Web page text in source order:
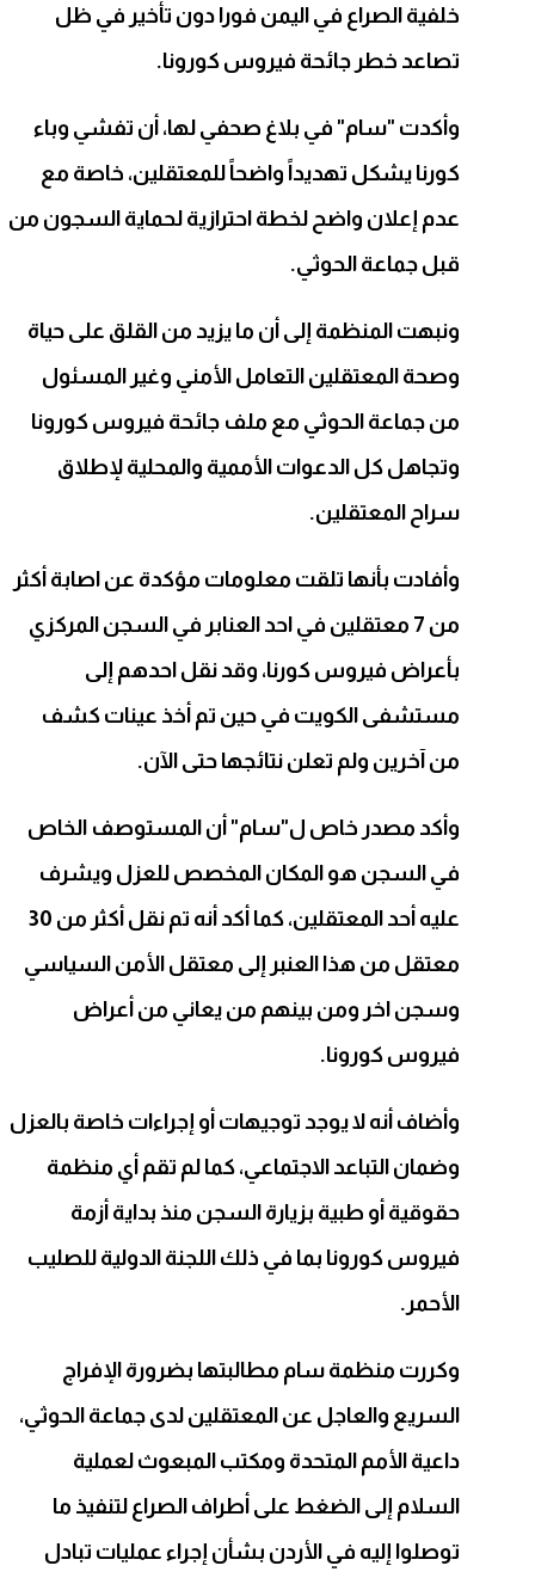
خلفية الصراع في اليمن فورا دون تأخير في ظل
تصاعد خطر جائحة فيروس كورونا.
وأكدت "سام" في بلاغ صحفي لها، أن تفشي وباء
كورنا يشكل تهديداً واضحاً للمعتقلين، خاصة مع
عدم إعلان واضح لخطة احترازية لحماية السجون من
قبل جماعة الحوثي.
ونبهت المنظمة إلى أن ما يزيد من القلق على حياة
وصحة المعتقلين التعامل الأمني وغير المسئول
من جماعة الحوثي مع ملف جائحة فيروس كورونا
وتجاهل كل الدعوات الأممية والمحلية لإطلاق
سراح المعتقلين.
وأفادت بأنها تلقت معلومات مؤكدة عن اصابة أكثر
من 7 معتقلين في احد العنابر في السجن المركزي
بأعراض فيروس كورنا، وقد نقل احدهم إلى
مستشفى الكويت في حين تم أخذ عينات كشف
من آخرين ولم تعلن نتائجها حتى الآن.
وأكد مصدر خاص ل"سام" أن المستوصف الخاص
في السجن هو المكان المخصص للعزل ويشرف
عليه أحد المعتقلين، كما أكد أنه تم نقل أكثر من 30
معتقل من هذا العنبر إلى معتقل الأمن السياسي
وسجن اخر ومن بينهم من يعاني من أعراض
فيروس كورونا.
وأضاف أنه لا يوجد توجيهات أو إجراءات خاصة بالعزل
وضمان التباعد الاجتماعي، كما لم تقم أي منظمة
حقوقية أو طبية بزيارة السجن منذ بداية أزمة
فيروس كورونا بما في ذلك اللجنة الدولية للصليب
الأحمر.
وكررت منظمة سام مطالبتها بضرورة الإفراج
السريع والعاجل عن المعتقلين لدى جماعة الحوثي،
داعية الأمم المتحدة ومكتب المبعوث لعملية
السلام إلى الضغط على أطراف الصراع لتنفيذ ما
توصلوا إليه في الأردن بشأن إجراء عمليات تبادل